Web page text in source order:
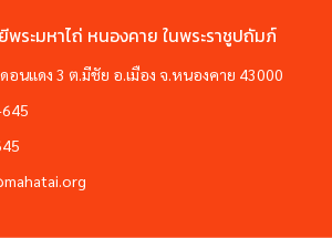
พระมหาไถ่ หนองคาย ในพระราชูปถัมภ์
นแดง 3 ต.มีชัย อ.เมือง จ.หนองคาย 43000